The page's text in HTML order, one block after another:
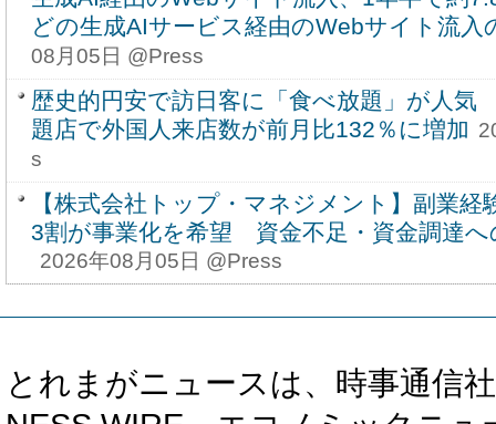
どの生成AIサービス経由のWebサイト流入
08月05日 @Press
歴史的円安で訪日客に「食べ放題」が人
題店で外国人来店数が前月比132％に増加
s
【株式会社トップ・マネジメント】副業経
3割が事業化を希望 資金不足・資金調達へ
2026年08月05日 @Press
とれまがニュースは、時事通信